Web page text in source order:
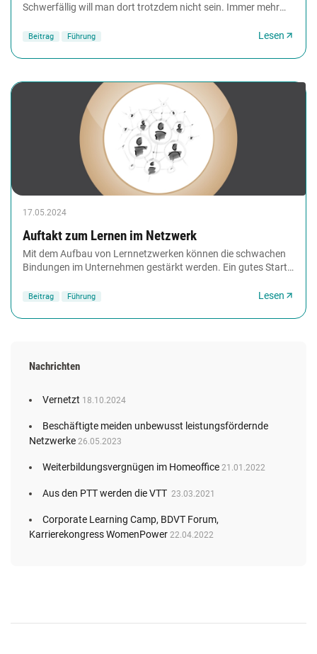
Schwerfällig will man dort trotzdem nicht sein. Immer mehr
Beitrag Führung Lesen
17.05.2024
Auftakt zum Lernen im Netzwerk
Mit dem Aufbau von Lernnetzwerken können die schwachen
Bindungen im Unternehmen gestärkt werden. Ein gutes Start-
Beitrag Führung Lesen
Nachrichten
Vernetzt 18.10.2024
Beschäftigte meiden unbewusst leistungsfördernde
Netzwerke 26.05.2023
Weiterbildungsvergnügen im Homeoffice 21.01.2022
Aus den PTT werden die VTT 23.03.2021
Corporate Learning Camp, BDVT Forum,
Karrierekongress WomenPower 22.04.2022